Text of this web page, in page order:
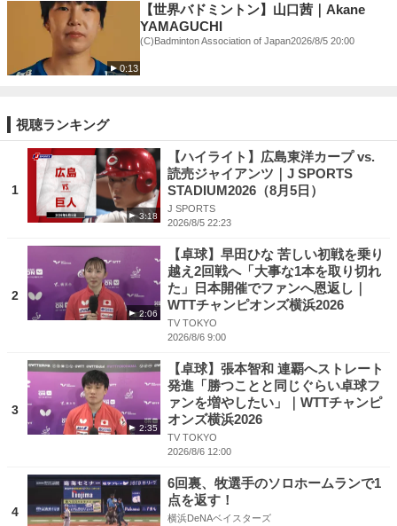
0:13
【世界バドミントン】山口茜｜Akane
YAMAGUCHI
(C)Badminton Association of Japan2026/8/5 20:00
視聴ランキング
1
3:18
【ハイライト】広島東洋カープ vs.
読売ジャイアンツ｜J SPORTS
STADIUM2026（8月5日）
J SPORTS
2026/8/5 22:23
2
2:06
【卓球】早田ひな 苦しい初戦を乗り
越え2回戦へ「大事な1本を取り切れ
た」日本開催でファンへ恩返し｜
WTTチャンピオンズ横浜2026
TV TOKYO
2026/8/6 9:00
3
2:35
【卓球】張本智和 連覇へストレート
発進「勝つことと同じぐらい卓球フ
ァンを増やしたい」｜WTTチャンピ
オンズ横浜2026
TV TOKYO
2026/8/6 12:00
4
6回裏、牧選手のソロホームランで1
点を返す！
横浜DeNAベイスターズ